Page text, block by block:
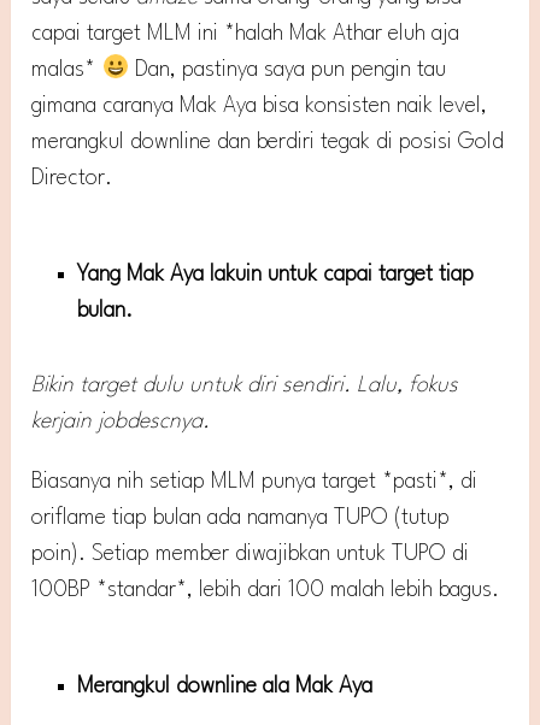
capai target MLM ini *halah Mak Athar eluh aja
malas*
Dan, pastinya saya pun pengin tau
gimana caranya Mak Aya bisa konsisten naik level,
merangkul downline dan berdiri tegak di posisi Gold
Director.
Yang Mak Aya lakuin untuk capai target tiap
bulan.
Bikin target dulu untuk diri sendiri. Lalu, fokus
kerjain jobdescnya.
Biasanya nih setiap MLM punya target *pasti*, di
oriflame tiap bulan ada namanya TUPO (tutup
poin). Setiap member diwajibkan untuk TUPO di
100BP *standar*, lebih dari 100 malah lebih bagus.
Merangkul downline ala Mak Aya